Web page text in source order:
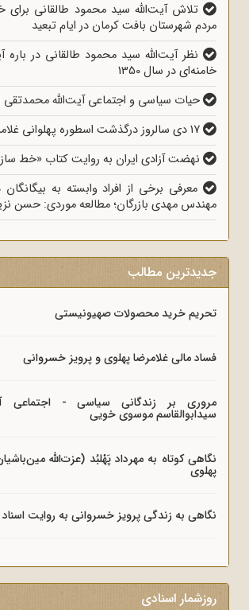
تلاش آیت‌الله سید محمود طالقانی
مردم شهرستان بافت کرمان در ایام تبعید
نظر آیت‌الله سید محمود طالقانی در باره
خامنه‌ای در سال 1350
حیات سیاسی و اجتماعی آیت‌الله محمدتقی
نهضت آزادی ایران به روایت کتاب «خط
معرفی برخی از افراد وابسته به
مهندس مهدی بازرگان؛ مطالعه موردی: حسن
جدیدترین مطالب
تحریم خرید محصولات صهیونیستی
فساد مالی غلامرضا پهلوی و پرویز خسروانی
مروری بر زندگانی سیاسی - اجتماعی
سیدابوالقاسم موسوی خویی
نگاهی کوتاه به مهرداد پَهْلبُد (عزت‌الله
پهلوی
نگاهی به زندگی پرویز خسروانی به روایت
روزشمار اسنادی